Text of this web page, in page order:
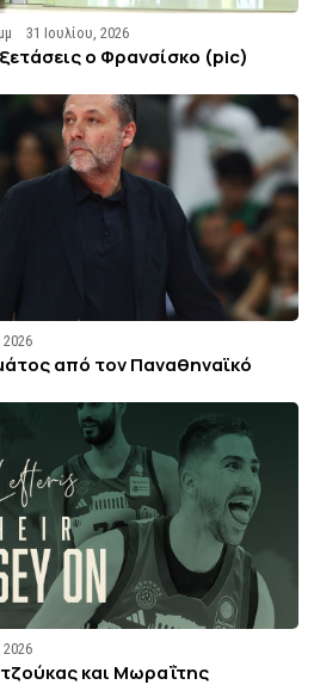
31 Ιουλίου, 2026
ο Φρανσίσκο (pic)
2026
από τον Παναθηναϊκό
2026
και Μωραΐτης